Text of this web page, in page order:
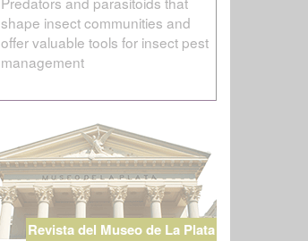
shape insect communities and
offer valuable tools for insect pest
management
Revista del Museo de La Plata